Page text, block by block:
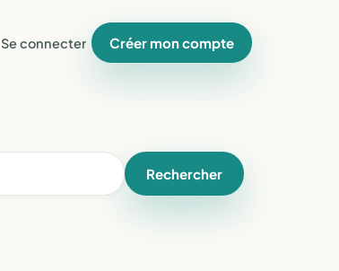
Se connecter Créer mon compte
Rechercher